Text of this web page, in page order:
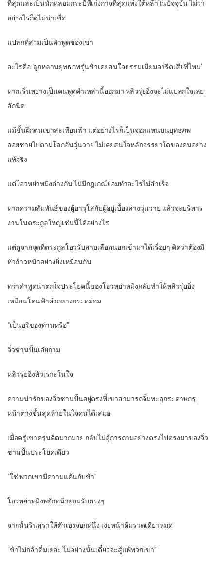
ที่สุดและเป็นนักหลอมกระบี่ที่เก่งกาจที่สุดแห่งใต้หล้าในปัจจุบัน ไม่ว่า
อย่างไรก็ดูไม่น่าเชื่อ
แปลกที่สามเป็นคำพูดของเขา
อะไรคือ ‘ลูกหลานยุทธภพรุ่นข้าเคยสนใจธรรมเนียมจารีตเสียที่ไหน’
หากเริ่นหยางเป็นคนพูดคำเหล่านี้ออกมา หลิวรุ่ยอิ่งจะไม่แปลกใจเลย
สักนิด
แม้ขั้นฝึกตนเขาสะเทือนฟ้า แต่อย่างไรก็เป็นจอกแหนบนยุทธภพ
ลอยชายไปตามโลกอันวุ่นวาย ไม่เคยสนใจหลักจรรยาใดของคนอย่าง
แท้จริง
แต่โอวหย่าหมิงต่างกัน ไม่มีกฎเกณ์ย่อมทำอะไรไม่สำเร็จ
หากความสัมพันธ์ของผู้อาวุโสกับผู้อยู่เบื้องล่างวุ่นวาย แล้วจะบริหาร
งานในตระกูลใหญ่เช่นนี้ได้อย่างไร
แต่ดูจากจุดที่ตระกูลโอวรับสายเลือดนอกเข้ามาได้เรื่อยๆ คิดว่าต้องมี
หัวก้าวหน้าอย่างยิ่งเหมือนกัน
ทว่าคำพูดน่าตกใจประโยคนี้ของโอวหย่าหมิงกลับทำให้หลิวรุ่ยอิ่ง
เหมือนโดนฟ้าผ่ากลางกระหม่อม
“เป็นอริของท่านหรือ”
จิ่วซานปั้นเอ่ยถาม
หลิวรุ่ยอิ่งหัวเราะในใจ
ความน่ารักของจิ่วซานปั้นอยู่ตรงที่เขาสามารถจิ้มทะลุกระดาษกรุ
หน้าต่างชั้นสุดท้ายในใจคนได้เสมอ
เมื่อครู่เขาครุ่นคิดมากมาย กลับไม่สู้การถามอย่างตรงไปตรงมาของจิ่ว
ซานปั้นประโยคเดียว
“ใช่ พวกเขามีความแค้นกับข้า”
โอวหย่าหมิงพยักหน้ายอมรับตรงๆ
จากนั้นรินสุราให้ตัวเองจอกหนึ่ง เงยหน้าดื่มรวดเดียวหมด
“ข้าไม่กล้าดื่มเยอะ ไม่อย่างนั้นเดี๋ยวจะสู้แพ้พวกเขา”